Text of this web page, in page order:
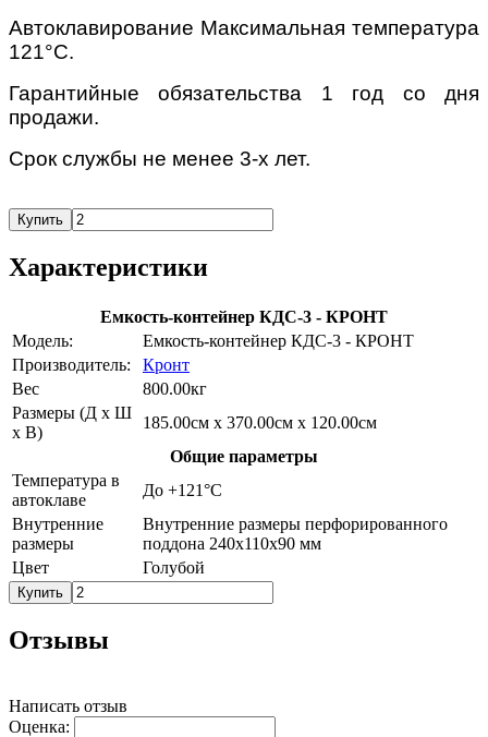
Автоклавирование Максимальная температура
121°С.
Гарантийные обязательства 1 год со дня
продажи.
Срок службы не менее 3-х лет.
Купить
Характеристики
Емкость-контейнер КДС-3 - КРОНТ
Модель:
Емкость-контейнер КДС-3 - КРОНТ
Производитель:
Кронт
Вес
800.00кг
Размеры (Д х Ш
х В)
185.00см x 370.00см x 120.00см
Общие параметры
Температура в
автоклаве
До +121°С
Внутренние
размеры
Внутренние размеры перфорированного
поддона 240х110х90 мм
Цвет
Голубой
Купить
Отзывы
Написать отзыв
Оценка: